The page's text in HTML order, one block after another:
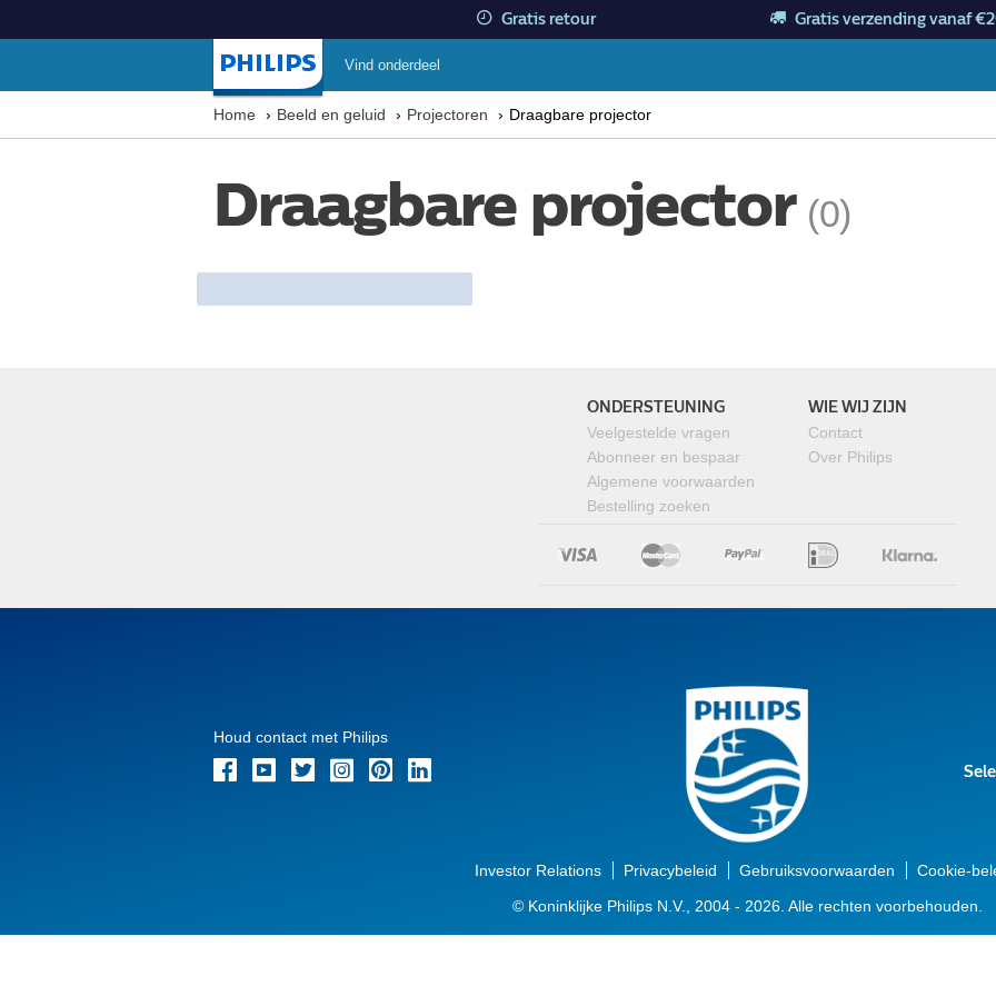
Gratis retour Gratis verzending vanaf
Vind onderdeel
Home Beeld en geluid Projectoren Draagbare projector
Draagbare projector (0)
ONDERSTEUNING
Veelgestelde vragen
Abonneer en bespaar
Algemene voorwaarden
Bestelling zoeken
WIE WIJ ZIJN
Contact
Over Philips
Houd contact met Philips
Investor Relations Privacybeleid Gebruiksvoorwaarden
Cookie-
© Koninklijke Philips N.V., 2004 - 2026. Alle rechten voorbehouden.